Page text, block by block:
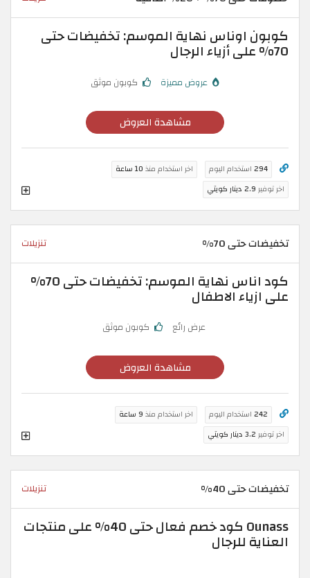
كوبون اوناس نهاية الموسم: تخفيضات حتى
70% على أزياء الرجال
عروض مميزة كوبون موثق
مشاهدة العروض
294 استخدام اليوم اخر استخدام منذ 10 ساعة
اخر توفير 2.9 دينار كويتي
تخفيضات حتى 70% تنزيلات
كود اناس نهاية الموسم: تخفيضات حتى 70%
على ازياء الاطفال
عرض رائع كوبون موثق
مشاهدة العروض
242 استخدام اليوم اخر استخدام منذ 9 ساعة
اخر توفير 3.2 دينار كويتي
تخفيضات حتى 40% تنزيلات
Ounass كود خصم فعال حتى 40% على منتجات
العناية للرجال